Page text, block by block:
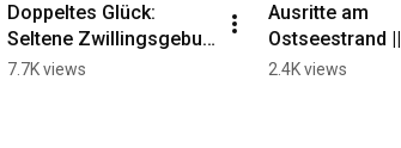
Doppeltes Glück:
Seltene Zwillingsgeburt
in Hirschburg  ||
7.7K views
Ausritte am
Ostseestrand ||
Bernsteinreiter
2.4K views